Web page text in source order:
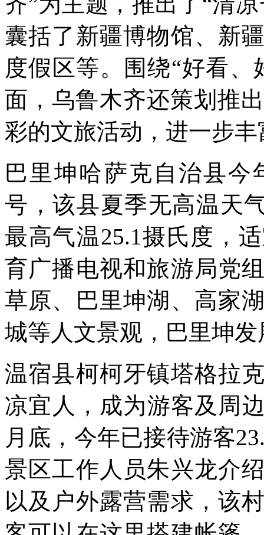
囊括了新疆博物馆、新
度假区等。围绕“好看
面，乌鲁木齐还策划推
彩的文旅活动，进一步丰
巴里坤哈萨克自治县今
号，该县夏季无高温天
最高气温25.1摄氏度，
育广播电视和旅游局党
草原、巴里坤湖、高家
城等人文景观，巴里坤
温宿县柯柯牙镇塔格拉
凉宜人，成为游客及周
月底，今年已接待游客
景区工作人员朱兴龙介
以及户外露营需求，该